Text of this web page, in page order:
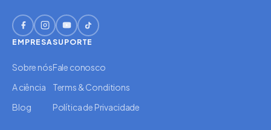
EMPRESA
Sobre nós
A ciência
Blog
SUPORTE
Fale conosco
Terms & Conditions
Política de Privacidade